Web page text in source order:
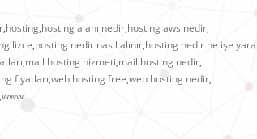
,hosting,hosting alanı nedir,hosting aws nedir,
,hosting nedir nasıl alınır,hosting nedir ne işe
,mail hosting hizmeti,mail hosting nedir,
fiyatları,web hosting free,web hosting nedir,
,www